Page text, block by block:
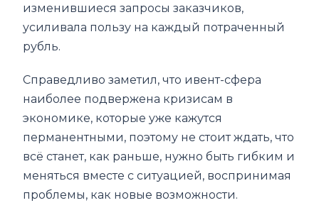
изменившиеся запросы заказчиков,
усиливала пользу на каждый потраченный
рубль.
Справедливо заметил, что ивент-сфера
наиболее подвержена кризисам в
экономике, которые уже кажутся
перманентными, поэтому не стоит ждать, что
всё станет, как раньше, нужно быть гибким и
меняться вместе с ситуацией, воспринимая
проблемы, как новые возможности.